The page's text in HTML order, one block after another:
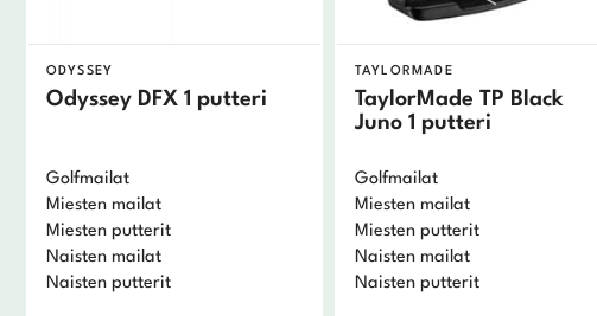
ODYSSEY
Odyssey DFX 1 putteri
Golfmailat
Miesten mailat
Miesten putterit
Naisten mailat
Naisten putterit
TAYLORMADE
TaylorMade TP Black
Juno 1 putteri
Golfmailat
Miesten mailat
Miesten putterit
Naisten mailat
Naisten putterit